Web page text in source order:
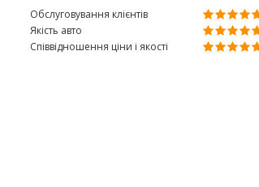
Обслуговування клієнтів
Якість авто
Співвідношення ціни і якості